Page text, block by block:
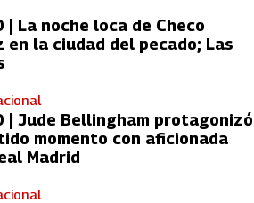
| La noche loca de Checo
en la ciudad del pecado; Las
| Jude Bellingham protagonizó
momento con aficionada
Madrid